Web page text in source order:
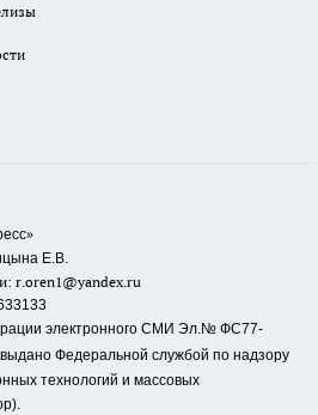
»
Е.В.
r.oren1@yandex.ru
электронного СМИ Эл.№ ФС77-
выдано Федеральной службой по надзору
технологий и массовых